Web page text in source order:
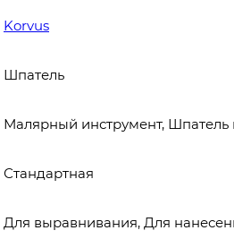
Korvus
Шпатель
Малярный инструмент,
Стандартная
Для выравнивания, Для